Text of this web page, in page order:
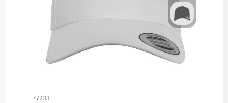
77233